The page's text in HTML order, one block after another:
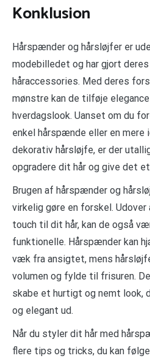
Konklusion
Hårspænder og hårsløjfer er
modebilledet og har gjort
håraccessories. Med deres
mønstre kan de tilføje
hverdagslook. Uanset om du
enkel hårspænde eller en mere
dekorativ hårsløjfe, er der
opgradere dit hår og give det
Brugen af hårspænder og
virkelig gøre en forskel.
touch til dit hår, kan de også
funktionelle. Hårspænder kan
væk fra ansigtet, mens
volumen og fylde til frisuren.
skabe et hurtigt og nemt look,
og elegant ud.
Når du styler dit hår med
flere tips og tricks, du kan